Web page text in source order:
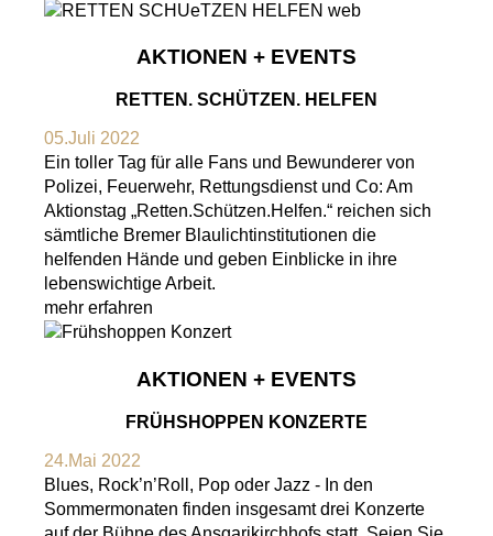
AKTIONEN + EVENTS
RETTEN. SCHÜTZEN. HELFEN
05.Juli 2022
Ein toller Tag für alle Fans und Bewunderer von
Polizei, Feuerwehr, Rettungsdienst und Co: Am
Aktionstag „Retten.Schützen.Helfen.“ reichen sich
sämtliche Bremer Blaulichtinstitutionen die
helfenden Hände und geben Einblicke in ihre
lebenswichtige Arbeit.
mehr erfahren
AKTIONEN + EVENTS
FRÜHSHOPPEN KONZERTE
24.Mai 2022
Blues, Rock’n’Roll, Pop oder Jazz - In den
Sommermonaten finden insgesamt drei Konzerte